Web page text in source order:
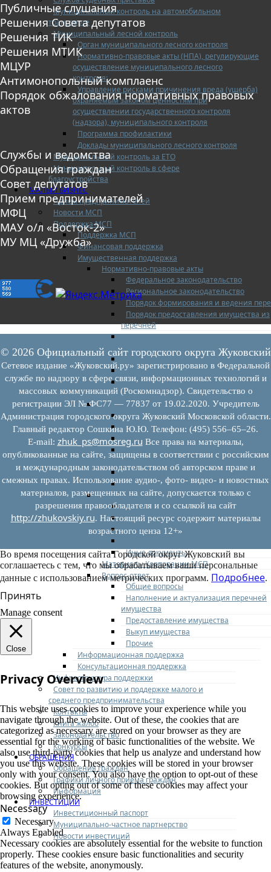
Муниципальный контроль на автомобильном
транспорте
Муниципальный лесной контроль
Орган муниципального лесного контроля
Нормативно-правовые акты (НПА), регулирующие
осуществление муниципального лесного
контроля:
Управление рисками причинения вреда (ущерба)
охраняемым законом ценностям при
осуществлении государственного контроля
(надзора), муниципального контроля
Программа профилактики
Доклады муниципального лесного контроля
Муниципальный контроль за ЕТО
Муниципальный контроль в сфере
благоустройства
МАЛЫЙ БИЗНЕС
Прием предпринимателей
Новости МСП
Поддержка МСП
Поддержка МСП
Финансовая поддержка
Имущественная поддержка
Нормативно-правовые акты
Федеральное законодательство
Региональное законодательство
Порядок формирования и ведения
Порядок предоставления имущества из
перечней
Нормативные правовые акты по
перечней
Административные регламенты
Программы по развитию МСП
Нормативные правовые акты по
мерам поддержки субъектов МСП
Имущество для бизнеса
Перечень имущества для МСП
Паспорта объектов, включенных в
Информация о льготах
Сведения о коммерческой
предлагаемой бизнесу
Сведения о проводимых торгах
Инвестиционная карта Московской
Коллегиальный орган
Регламентирующие документы
График заседаний
Протоколы заседаний
Иные документы
Материалы Корпорации МСП
Вопрос-ответ
Общие вопросы
Наполнение и актуализация перечней
имущества
Предоставление имущества
Выкуп имущества
Прочие
Информационная поддержка
Консультационная поддержка
Инфраструктура поддержки
Совет по развитию и поддержке малого и
среднего предпринимательства
Контакты
Книга жалоб
Законодательство
Конкурсы
ОБРАЩЕНИЯ
Обращения граждан
Графики личного приема граждан
Информация
ИНВЕСТИЦИИ
Инвестиционный паспорт
Муниципально-частное партнерство
Новости инвестиций
Публичные слушания
Решения Совета депутатов
Решения ТИК
Решения МТИК
МЦУР
Антимонопольный комплаенс
Порядок обжалования нормативных правовых
актов
Службы и ведомства
Обращения граждан
Совет депутатов
Прием предпринимателей
МФЦ
МАУ о/л «Восток-2»
МУ МЦ «Дружба»
© 2026 Официальный сайт городского округа Жуковский
Сетевое издание «Жуковский.ру» зарегистрировано в Федеральной
службе по надзору в сфере связи, информационных технологий и
массовых коммуникаций (Роскомнадзор). Свидетельство о
регистрации ЭЛ № ФС77 — 77837 от 19.02.2020. Учредитель
Администрация городского округа Жуковский Московской области.
Главный редактор Сошкина Ю.Ю. Телефон: (495) 556–65–26.
E‑mail: zhuk_ps@mosreg.ru Все права на материалы,
опубликованные на сайте, защищены в соответствии с российским
и международным законодательством об авторском праве и
смежных правах. Использование аудио-, фото- видео- и новостных
материалов, размещенных на сайте, допускается только с
разрешения правообладателя и со ссылкой на сайт
http://zhukovskiy.ru. Настоящий ресурс содержит материалы
возрастного ценза 12+»
Во время посещения сайта Городской округ Жуковский вы
соглашаетесь с тем, что мы обрабатываем ваши персональные
данные с использованием метрических программ. Подробнее.
Принять
Manage consent
Close
Privacy Overview
This website uses cookies to improve your experience while you
navigate through the website. Out of these, the cookies that are
categorized as necessary are stored on your browser as they are
essential for the working of basic functionalities of the website. We
also use third-party cookies that help us analyze and understand how
you use this website. These cookies will be stored in your browser
only with your consent. You also have the option to opt-out of these
cookies. But opting out of some of these cookies may affect your
browsing experience.
Necessary
Necessary
Always Enabled
Necessary cookies are absolutely essential for the website to function
properly. These cookies ensure basic functionalities and security
features of the website, anonymously.